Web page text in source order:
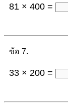
81 × 400 =
ข้อ 7.
33 × 200 =